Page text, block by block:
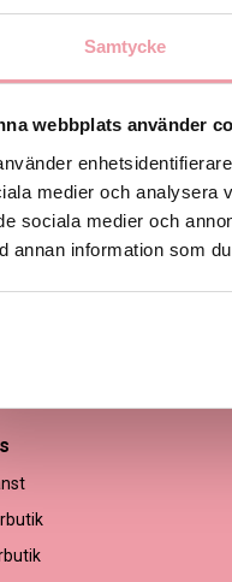
Samtycke
webbplats använder
medier och analysera
sociala medier och
annan information som